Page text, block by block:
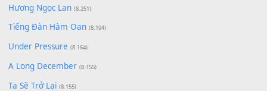
[SHEET] Ánh Trăng Nói Hộ Lòng Tôi - Mạnh Lệ Quân | Intro +
Pinyin